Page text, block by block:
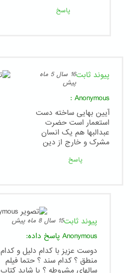
پاسخ
پیوند ثابت
16 سال 5 ماه
پیش
Anonymous
:
آیین بهایی ساخته دست
استعمار است حضرت
عبدالبها هم یک انسان
مشرک و خارج از دین
پاسخ
پیوند ثابت15 سال 8 ماه پیش
Anonymous پاسخ داده:
دوست عزیز با کدام دلیل و کدام
منطق ؟ کدام سند ؟ حتما فیلم